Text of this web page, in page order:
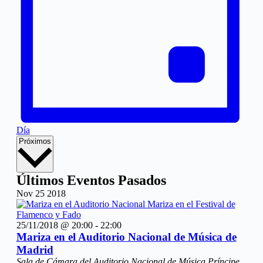
Día
Próximos Selecciona
Últimos Eventos Pasados
Nov 25 2018
25/11/2018 @ 20:00- 22:00
Mariza en el Auditorio Nacional de Música de
Madrid